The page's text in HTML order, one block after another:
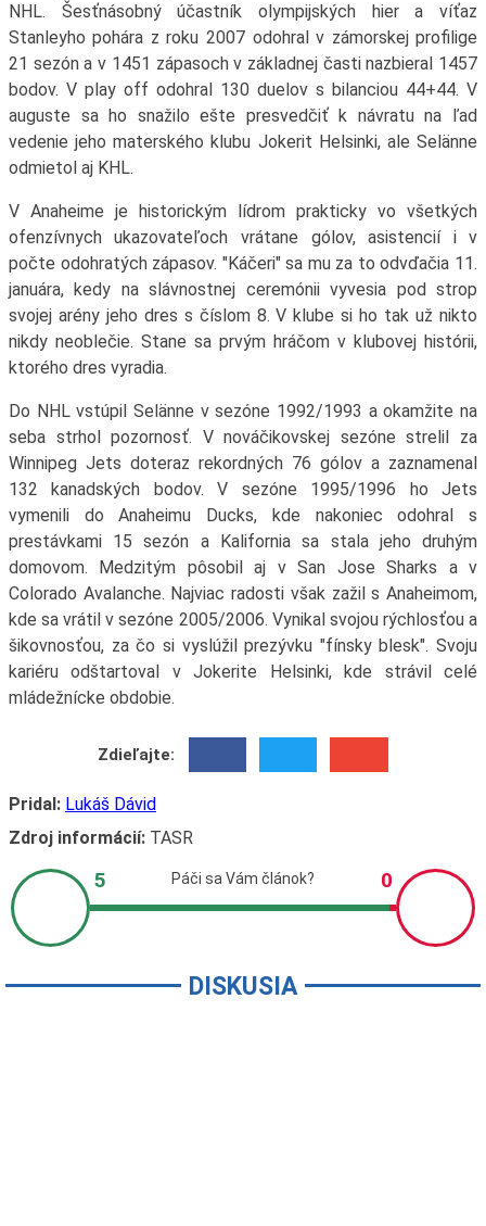
NHL. Šesťnásobný účastník olympijských hier a víťaz
Stanleyho pohára z roku 2007 odohral v zámorskej profilige
21 sezón a v 1451 zápasoch v základnej časti nazbieral 1457
bodov. V play off odohral 130 duelov s bilanciou 44+44. V
auguste sa ho snažilo ešte presvedčiť k návratu na ľad
vedenie jeho materského klubu Jokerit Helsinki, ale Selänne
odmietol aj KHL.
V Anaheime je historickým lídrom prakticky vo všetkých
ofenzívnych ukazovateľoch vrátane gólov, asistencií i v
počte odohratých zápasov. "Káčeri" sa mu za to odvďačia 11.
januára, kedy na slávnostnej ceremónii vyvesia pod strop
svojej arény jeho dres s číslom 8. V klube si ho tak už nikto
nikdy neoblečie. Stane sa prvým hráčom v klubovej histórii,
ktorého dres vyradia.
Do NHL vstúpil Selänne v sezóne 1992/1993 a okamžite na
seba strhol pozornosť. V nováčikovskej sezóne strelil za
Winnipeg Jets doteraz rekordných 76 gólov a zaznamenal
132 kanadských bodov. V sezóne 1995/1996 ho Jets
vymenili do Anaheimu Ducks, kde nakoniec odohral s
prestávkami 15 sezón a Kalifornia sa stala jeho druhým
domovom. Medzitým pôsobil aj v San Jose Sharks a v
Colorado Avalanche. Najviac radosti však zažil s Anaheimom,
kde sa vrátil v sezóne 2005/2006. Vynikal svojou rýchlosťou a
šikovnosťou, za čo si vyslúžil prezývku "fínsky blesk". Svoju
kariéru odštartoval v Jokerite Helsinki, kde strávil celé
mládežnícke obdobie.
Zdieľajte:
Pridal: Lukáš Dávid
Zdroj informácií:TASR
DISKUSIA